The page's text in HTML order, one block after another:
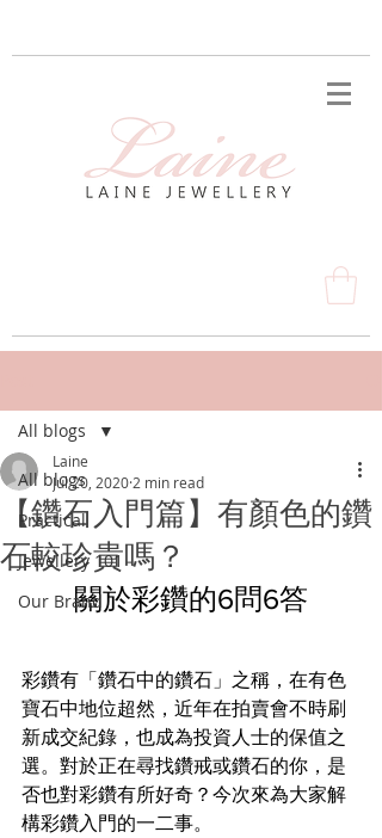
All blogs
Practical
Jewellery 101
Our Brand
All blogs
【鑽石入門篇】有顏色的鑽
石較珍貴嗎？
Laine
Jul 20, 2020 2 min read
關於彩鑽的6問6答
彩鑽有「鑽石中的鑽石」之稱，在有色
寶石中地位超然，近年在拍賣會不時刷
新成交紀錄，也成為投資人士的保值之
選。對於正在尋找鑽戒或鑽石的你，是
否也對彩鑽有所好奇？今次來為大家解
構彩鑽入門的一二事。